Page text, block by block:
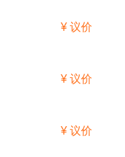
¥ 议价
¥ 议价
¥ 议价